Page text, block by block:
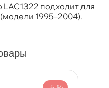
подходит для
1995–2004).